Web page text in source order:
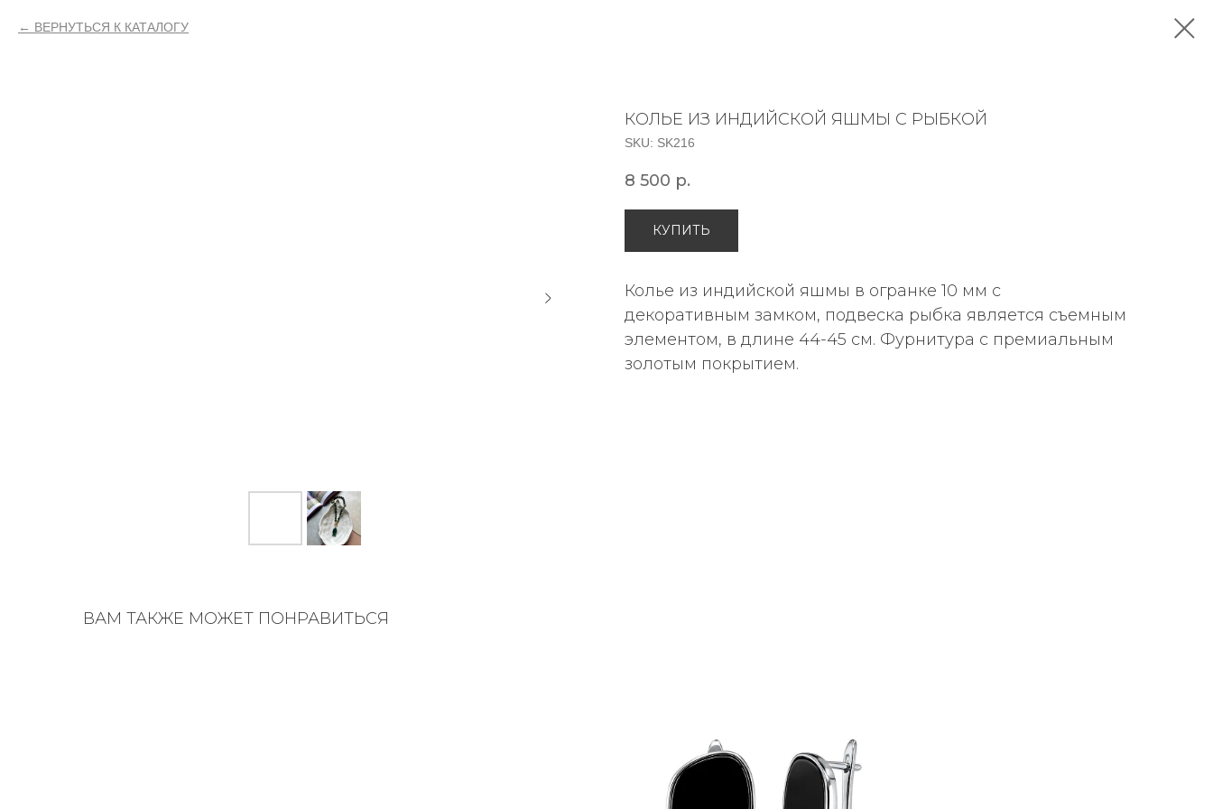
ВЕРНУТЬСЯ К КАТАЛОГУ
КОЛЬЕ ИЗ ИНДИЙСКОЙ ЯШМЫ С РЫБКОЙ
SKU: SK216
8 500 р.
КУПИТЬ
Колье из индийской яшмы в огранке 10 мм с
декоративным замком, подвеска рыбка является съемным
элементом, в длине 44-45 см. Фурнитура с премиальным
золотым покрытием.
ВАМ ТАКЖЕ МОЖЕТ ПОНРАВИТЬСЯ